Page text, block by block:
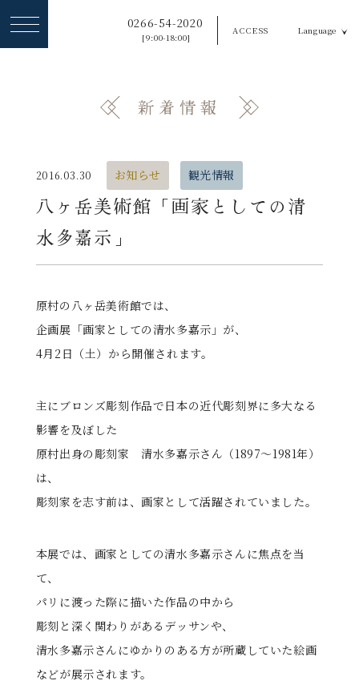
0266-54-2020
[9:00-18:00]
ACCESS Language
新着情報
八ヶ岳美術館「画家としての清
水多嘉示」
2016.03.30 お知らせ 観光情報
原村の八ヶ岳美術館では、
企画展「画家としての清水多嘉示」が、
4月2日（土）から開催されます。
主にブロンズ彫刻作品で日本の近代彫刻界に多大なる
影響を及ぼした
原村出身の彫刻家 清水多嘉示さん（1897～1981年）
は、
彫刻家を志す前は、画家として活躍されていました。
本展では、画家としての清水多嘉示さんに焦点を当
て、
パリに渡った際に描いた作品の中から
彫刻と深く関わりがあるデッサンや、
清水多嘉示さんにゆかりのある方が所蔵していた絵画
などが展示されます。